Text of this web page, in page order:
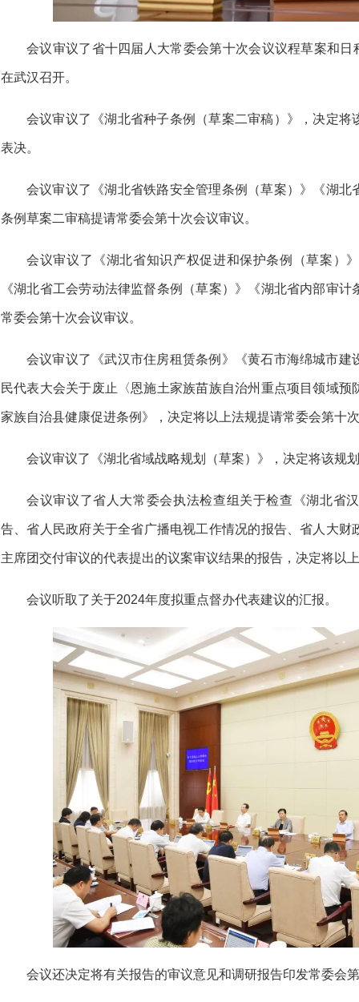
会议审议了省十四届人大常委会第十次会议议程草案和
在武汉召开。
会议审议了 《湖北省种子条例（草案二审稿）》， 决定将
表决。
会议审议了 《湖北省铁路安全管理条例（草案）》 《湖
条例草案二审稿提请常委会第十次会议审议。
会议审议了 《湖北省知识产权促进和保护条例（草案）》
《湖北省工会劳动法律监督条例（草案）》 《湖北省内部审
常委会第十次会议审议。
会议审议了 《武汉市住房租赁条例》 《黄石市海绵城市建
民代表大会关于废止〈恩施土家族苗族自治州重点项目领域预
家族自治县健康促进条例》， 决定将以上法规提请常委会第十
会议审议了 《湖北省域战略规划（草案）》， 决定将该规
会议审议了省人大常委会执法检查组关于检查《湖北省
告、省人民政府关于全省广播电视工作情况的报告、省人大财
主席团交付审议的代表提出的议案审议结果的报告， 决定将以
会议听取了关于2024年度拟重点督办代表建议的汇报。
会议还决定将有关报告的审议意见和调研报告印发常委会